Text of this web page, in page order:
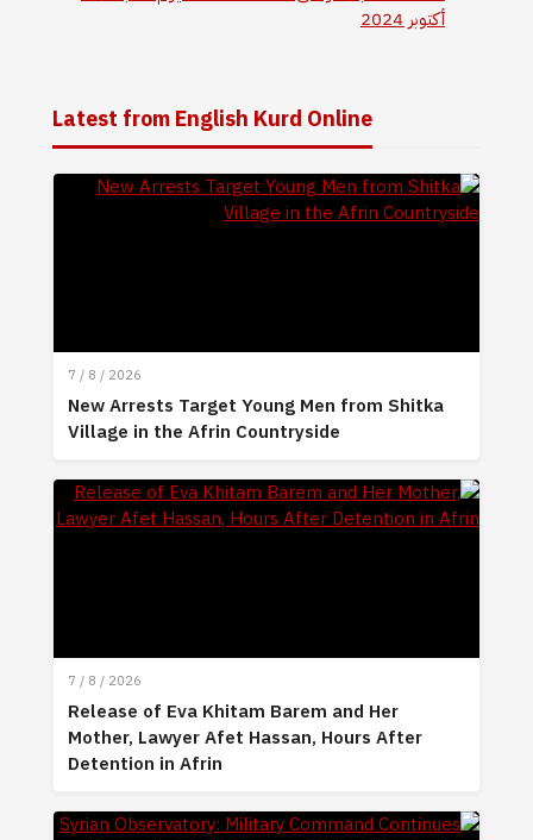
أكتوبر 2024
Latest from English Kurd Online
7 / 8 / 2026
New Arrests Target Young Men from Shitka
Village in the Afrin Countryside
7 / 8 / 2026
Release of Eva Khitam Barem and Her
Mother, Lawyer Afet Hassan, Hours After
Detention in Afrin